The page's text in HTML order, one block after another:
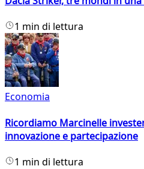
1 min di lettura
Economia
Ricordiamo Marcinelle
innovazione e partecipazione
1 min di lettura